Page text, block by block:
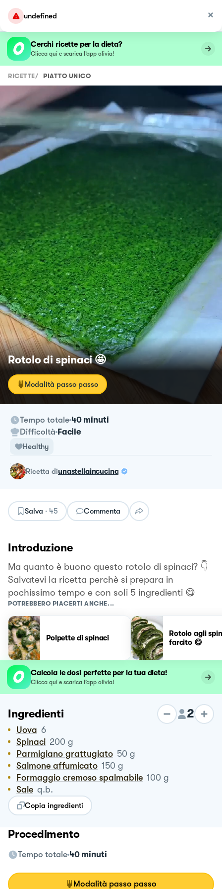
undefined
Cerchi ricette per la dieta?
Clicca qui e scarica l’app olivia!
RICETTE/ PIATTO UNICO
Rotolo di spinaci 🤩
Modalità passo passo
Tempo totale 40 minuti
Difficoltà Facile
Healthy
ricetta diunastellaincucina
Salva · 45 Commenta
Introduzione
Ma quanto è buono questo rotolo di spinaci? 👇
Salvatevi la ricetta perchè si prepara in
pochissimo tempo e con soli 5 ingredienti 😋
POTREBBERO PIACERTI ANCHE...
Polpette di spinaci
Rotolo agli
farcito 😋
Calcola le dosi perfette per la tua dieta!
Clicca qui e scarica l’app olivia!
Ingredienti 2
Uova 6
Spinaci 200 g
Parmigiano grattugiato 50 g
Salmone affumicato 150 g
Formaggio cremoso spalmabile 100 g
Sale q.b.
Copia ingredienti
Procedimento
Tempo totale 40 minuti
Modalità passo passo